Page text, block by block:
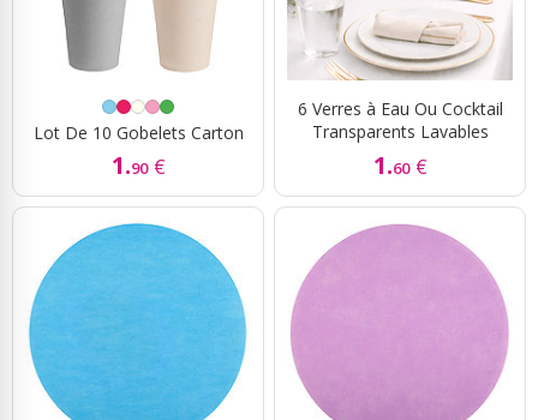
Lot De 10 Gobelets Carton
1.90 €
6 Verres à Eau Ou Cocktail
Transparents Lavables
1.60 €